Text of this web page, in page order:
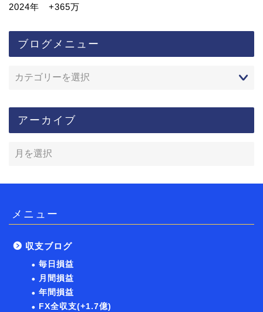
2024年 +365万
ブログメニュー
アーカイブ
メニュー
収支ブログ
毎日損益
月間損益
年間損益
FX全収支(+1.7億)